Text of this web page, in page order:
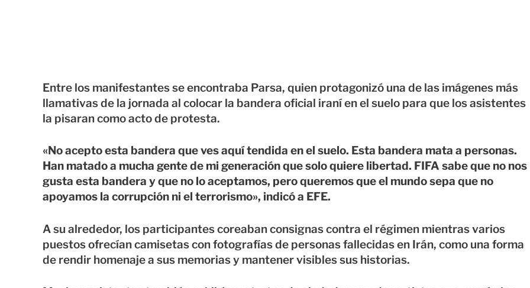
Entre los manifestantes se encontraba Parsa, quien protagonizó una de las imágenes más
llamativas de la jornada al colocar la bandera oficial iraní en el suelo para que los asistentes
la pisaran como acto de protesta.
«No acepto esta bandera que ves aquí tendida en el suelo. Esta bandera mata a personas.
Han matado a mucha gente de mi generación que solo quiere libertad. FIFA sabe que no nos
gusta esta bandera y que no lo aceptamos, pero queremos que el mundo sepa que no
apoyamos la corrupción ni el terrorismo», indicó a EFE.
A su alrededor, los participantes coreaban consignas contra el régimen mientras varios
puestos ofrecían camisetas con fotografías de personas fallecidas en Irán, como una forma
de rendir homenaje a sus memorias y mantener visibles sus historias.